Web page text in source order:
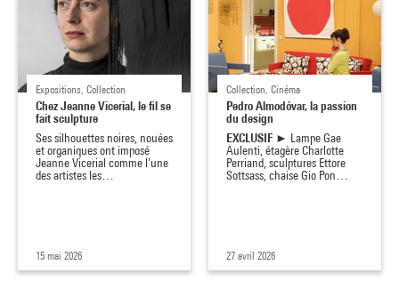
Expositions, Collection
Chez Jeanne Vicerial, le fil se
fait sculpture
Ses silhouettes noires, nouées
et organiques ont imposé
Jeanne Vicerial comme l’une
des artistes les…
15 mai 2026
Collection, Cinéma
Pedro Almodóvar, la passion
du design
EXCLUSIF ► Lampe Gae
Aulenti, étagère Charlotte
Perriand, sculptures Ettore
Sottsass, chaise Gio Pon…
27 avril 2026